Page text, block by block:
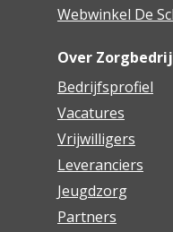
Webwinkel De
Over
Bedrijfsprofiel
Vacatures
Vrijwilligers
Leveranciers
Jeugdzorg
Partners